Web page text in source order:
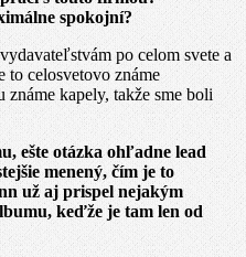
spokojní?
po celom svete a
to celosvetovo známe
kapely, takže sme boli
ešte otázka ohľadne lead
menený, čím je to
už aj prispel nejakým
keďže je tam len od